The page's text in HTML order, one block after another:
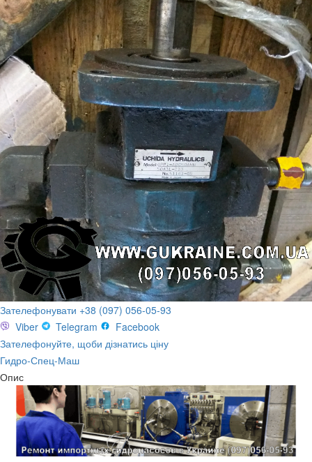
Зателефонувати +38 (097) 056-05-93
Viber
Telegram
Facebook
Зателефонуйте, щоби дізнатись ціну
Гидро-Спец-Маш
Опис